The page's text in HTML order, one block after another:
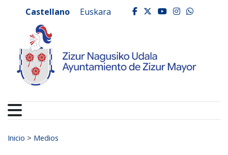
Ayuntamiento de
Castellano Euskara facebook
twitter
youtube
Buscar:
Inicio > Medios